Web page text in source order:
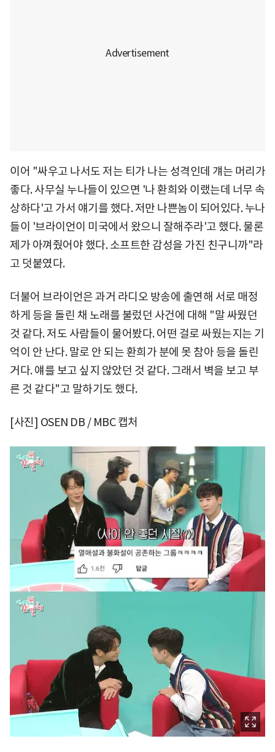
이어 "싸우고 나서도 저는 티가 나는 성격인데 걔는 머리가
좋다. 사무실 누나들이 있으면 '나 환희와 이랬는데 너무 속
상하다'고 가서 얘기를 했다. 저만 나쁜놈이 되어있다. 누나
들이 '브라이언이 미국에서 왔으니 잘해주라'고 했다. 물론
제가 아껴줬어야 했다. 소프트한 감성을 가진 친구니까"라
고 덧붙였다.
더불어 브라이언은 과거 라디오 방송에 출연해 서로 매정
하게 등을 돌린 채 노래를 불렀던 사건에 대해 "말 싸웠던
것 같다. 저도 사람들이 물어봤다. 어떤 걸로 싸웠는지는 기
억이 안 난다. 말로 안 되는 환희가 분에 못 참아 등을 돌린
거다. 얘를 보고 싶지 않았던 것 같다. 그래서 벽을 보고 부
른 것 같다"고 말하기도 했다.
[사진] OSEN DB / MBC 캡처